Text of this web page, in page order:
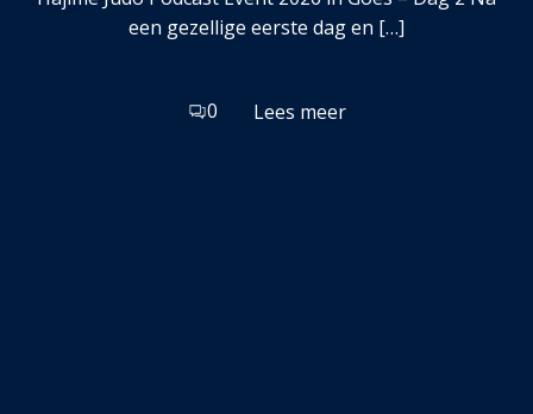
een gezellige eerste dag en […]
0 Lees meer